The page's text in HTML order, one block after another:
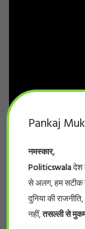
Pankaj
नमस्कार,
Politicswalaदेश
से अलग, हम सटीक
दुनिया की
नहीं,तसल्ली से